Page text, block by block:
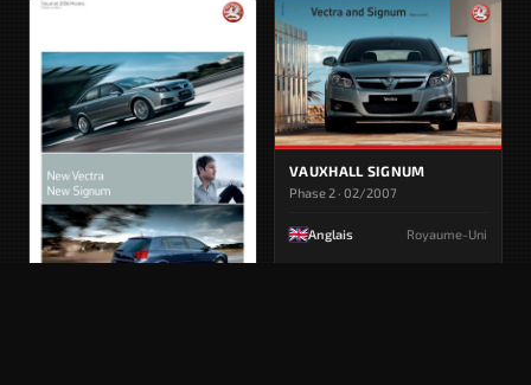
VAUXHALL SIGNUM
Phase 2 · 02/2007
Anglais Royaume-Uni